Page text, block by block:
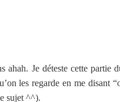
Je déteste cette partie
les regarde en me disant
sujet ^^).